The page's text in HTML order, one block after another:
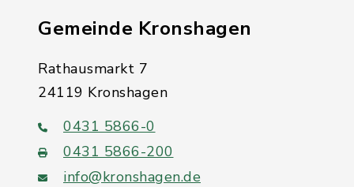
Gemeinde Kronshagen
Rathausmarkt 7
24119 Kronshagen
0431 5866-0
0431 5866-200
info@kronshagen.de